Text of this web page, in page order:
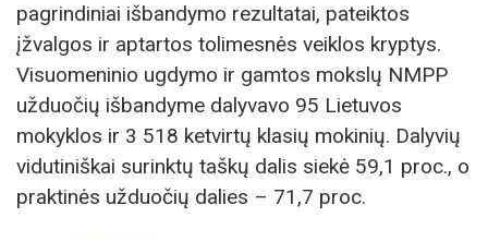
pagrindiniai išbandymo rezultatai, pateiktos
įžvalgos ir aptartos tolimesnės veiklos kryptys.
Visuomeninio ugdymo ir gamtos mokslų NMPP
užduočių išbandyme dalyvavo 95 Lietuvos
mokyklos ir 3 518 ketvirtų klasių mokinių. Dalyvių
vidutiniškai surinktų taškų dalis siekė 59,1 proc., o
praktinės užduočių dalies – 71,7 proc.